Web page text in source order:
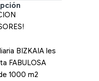
BIZKAIA les
FABULOSA
1000 m2